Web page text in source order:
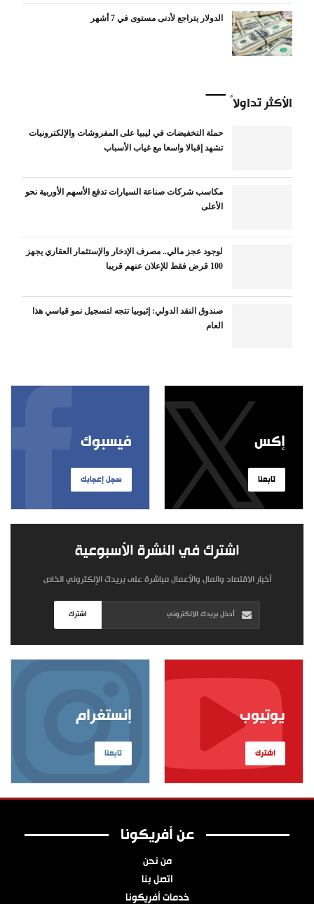
الدولار يتراجع لأدنى مستوى في 7 أشهر
الأكثر تداولاً
حملة التخفيضات في ليبيا على المفروشات والإلكترونيات
تشهد إقبالا واسعا مع غياب الأسباب
مكاسب شركات صناعة السيارات تدفع الأسهم الأوربية نحو
الأعلى
لوجود عجز مالي.. مصرف الإدخار والإستثمار العقاري يجهز
100 قرض فقط للإعلان عنهم قريبا
صندوق النقد الدولي: إثيوبيا تتجه لتسجيل نمو قياسي هذا
العام
فيسبوك
سجل إعجابك
إكس
تابعنا
اشترك في النشرة الأسبوعية
أخبار الاقتصاد والمال والأعمال مباشرة على بريدك الإلكتروني الخاص
اشترك
إنستغرام
تابعنا
يوتيوب
اشترك
عن أفريكونا
من نحن
اتصل بنا
خدمات أفريكونا